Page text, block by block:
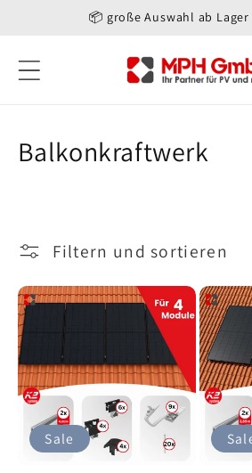
📦 große Auswahl ab
K
e
g
o
r
i
e
Balkonkraftwerk
Filtern und sortieren
Sale